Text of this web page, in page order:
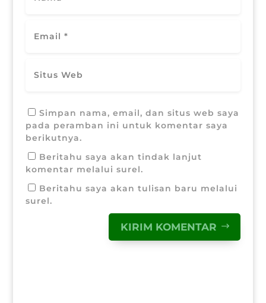
Simpan nama, email, dan situs web saya
pada peramban ini untuk komentar saya
berikutnya.
Beritahu saya akan tindak lanjut
komentar melalui surel.
Beritahu saya akan tulisan baru melalui
surel.
KIRIM KOMENTAR